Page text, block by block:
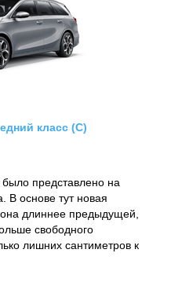
класс (C)
представлено на
В основе тут новая
длиннее предыдущей,
свободного
лишних сантиметров к